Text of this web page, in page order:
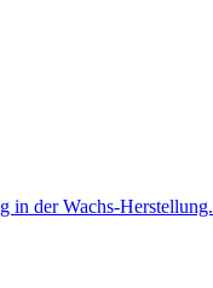
in der Wachs-Herstellung.